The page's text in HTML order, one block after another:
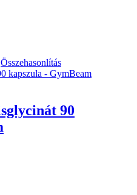
Összehasonlítás
90